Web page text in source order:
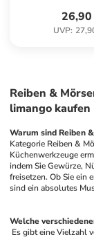
UVP:
Reiben &
limango kaufen
Warum sind Reiben
Kategorie Reiben &
Küchenwerkzeuge
indem Sie Gewürze,
freisetzen. Ob Sie ein
sind ein absolutes
Welche